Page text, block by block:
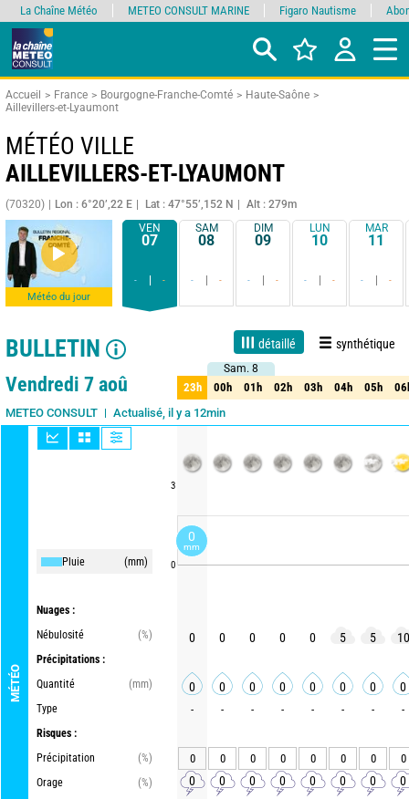
Accueil France Bourgogne-Franche-Comté
Haute-Saône
Aillevillers-et-Lyaumont
MÉTÉO VILLE
AILLEVILLERS-ET-LYAUMONT
(70320) Lon : 6°20’,22 E Lat : 47°55’,152 N Alt : 279m
Météo du jour
VEN
07
- -
SAM
08
- -
DIM
09
- -
LUN
10
- -
MAR
11
- -
BULLETIN détaillé synthétique
Live 1 jour 3 jours 15 jours Fiabilité 90%
Vendredi 7 aoû
METEO CONSULT Actualisé, il y a 12min
MÉTÉO
Pluie (mm)
Nuages :
Nébulosité
(%)
Précipitations :
Quantité
(mm)
Type
Risques :
Précipitation
(%)
Orage
(%)
3
0
Sam. 8
23h 00h 01h 02h 03h 04h 05h
Sam. 8
23h 00h 01h 02h 03h 04h 05h
0 0 0 0 0 5 5 10
0 0 0 0 0 0 0 0
- - - - - - - -
0 0 0 0 0 0 0 0
0 0 0 0 0 0 0 0
La Chaîne Météo METEO CONSULT MARINE Figaro Nautisme
0
mm